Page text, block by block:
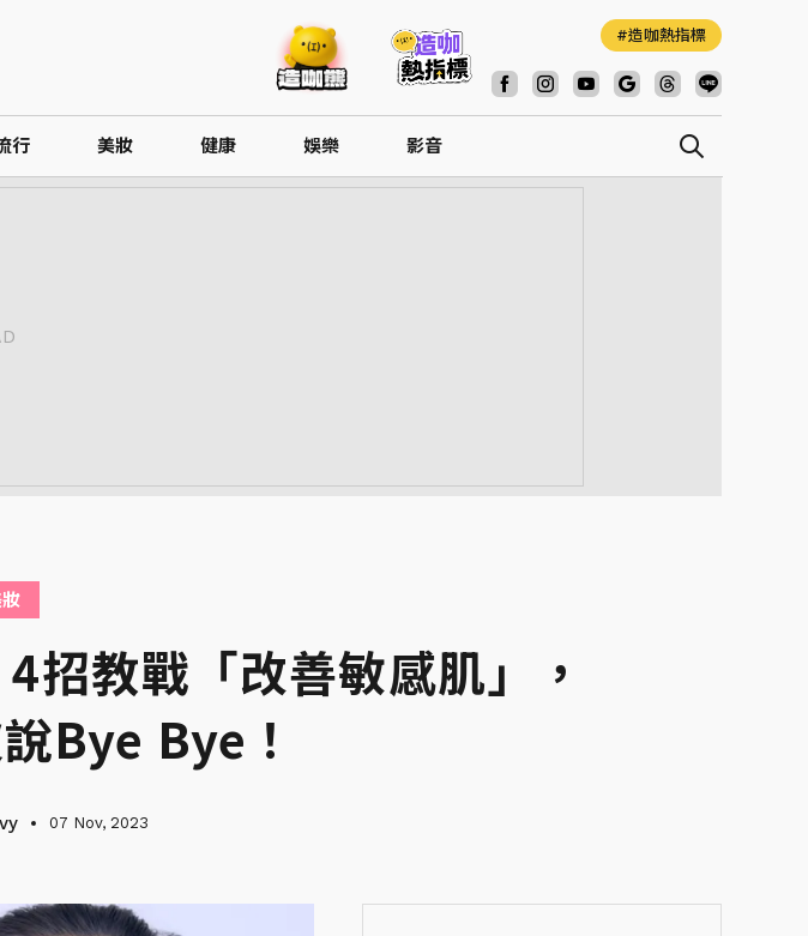
造咖熱指標
行 美妝 健康 娛樂 影音
招教戰「改善敏感肌」，
Bye Bye！
07 Nov, 2023